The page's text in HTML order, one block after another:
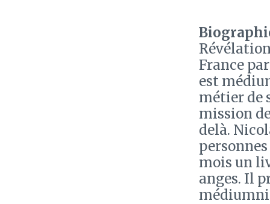
France
est
métier de
mission
delà.
mois un
anges. Il